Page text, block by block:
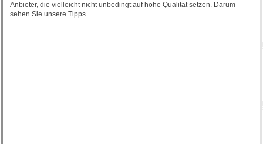
Anbieter, die vielleicht nicht unbedingt auf hohe Qualität setzen. Darum
sehen Sie unsere Tipps.